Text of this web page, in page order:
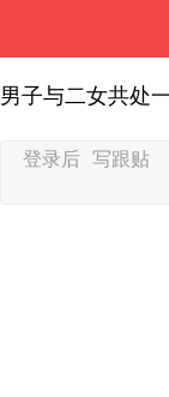
男子与二女共处